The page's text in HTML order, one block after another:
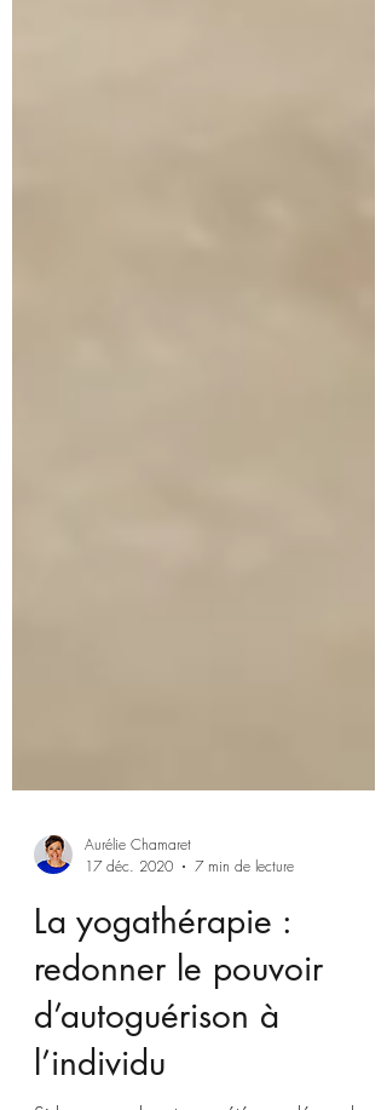
17 déc. 2020
7 min de lecture
La yogathérapie :
redonner le pouvoir
d’autoguérison à